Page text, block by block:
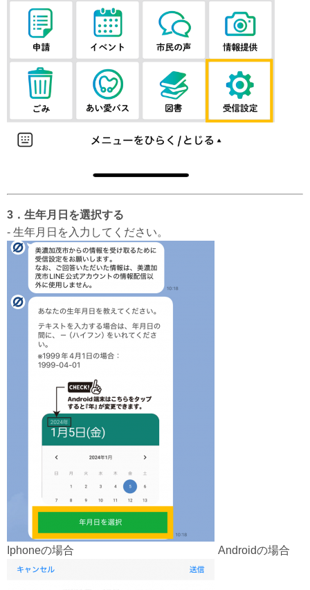
3．生年月日を選択する
- 生年月日を入力してください。​​
Iphoneの場合 Androidの場合